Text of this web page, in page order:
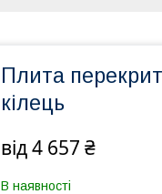
Плита
кілець
від4 657 ₴
В наявності